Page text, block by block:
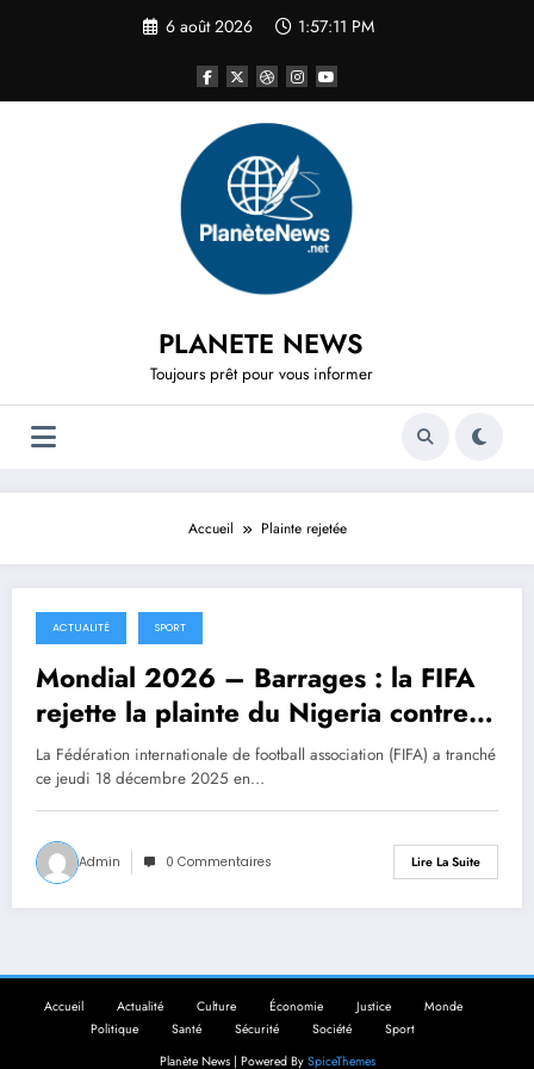
6 août 2026 1:57:11 PM
PLANETE NEWS
Toujours prêt pour vous informer
Accueil Plainte rejetée
19 décembre 2025
ACTUALITÉ SPORT
Mondial 2026 – Barrages : la FIFA
rejette la plainte du Nigeria contre la
RDC
La Fédération internationale de football association (FIFA) a tranché
ce jeudi 18 décembre 2025 en…
Admin 0 Commentaires Lire La Suite
Accueil Actualité Culture Économie Justice
Monde
Politique
Santé Sécurité Société
Sport
Planète News | Powered By SpiceThemes